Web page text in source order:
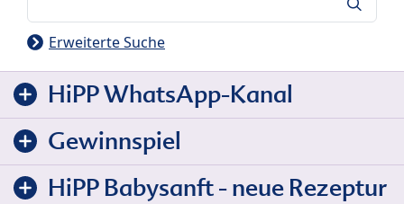
Erweiterte Suche
HiPP WhatsApp-Kanal
Gewinnspiel
HiPP Babysanft - neue Rezeptur